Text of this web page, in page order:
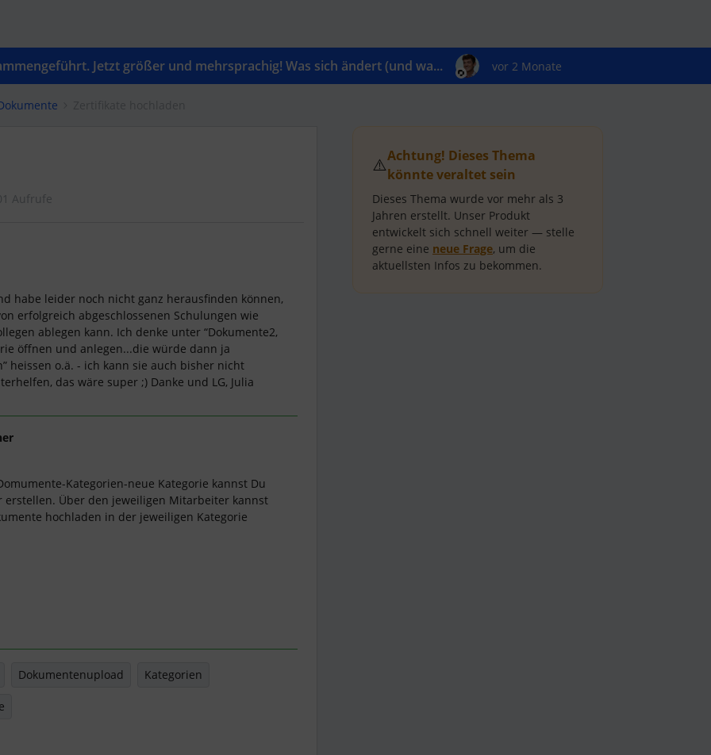
Jetzt größer und mehrsprachig! Was sich ändert (und wa... vor 2 Monate
Aufrufe
habe leider noch nicht ganz herausfinden können,
erfolgreich abgeschlossenen Schulungen wie
ablegen kann. Ich denke unter “Dokumente2,
öffnen und anlegen...die würde dann ja
heissen o.ä. - ich kann sie auch bisher nicht
das wäre super ;) Danke und LG, Julia
Kategorien-neue Kategorie kannst Du
erstellen. Über den jeweiligen Mitarbeiter kannst
hochladen in der jeweiligen Kategorie
Dokumentenupload Kategorien
⚠️Achtung! Dieses Thema
könnte veraltet sein
Dieses Thema wurde vor mehr als 3
Jahren erstellt. Unser Produkt
entwickelt sich schnell weiter — stelle
gerne eine neue Frage, um die
aktuellsten Infos zu bekommen.